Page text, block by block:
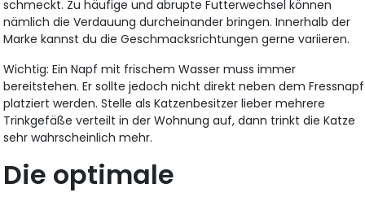
schmeckt. Zu häufige und abrupte Futterwechsel können
nämlich die Verdauung durcheinander bringen. Innerhalb der
Marke kannst du die Geschmacksrichtungen gerne variieren.
Wichtig: Ein Napf mit frischem Wasser muss immer
bereitstehen. Er sollte jedoch nicht direkt neben dem Fressnapf
platziert werden. Stelle als Katzenbesitzer lieber mehrere
Trinkgefäße verteilt in der Wohnung auf, dann trinkt die Katze
sehr wahrscheinlich mehr.
Die optimale